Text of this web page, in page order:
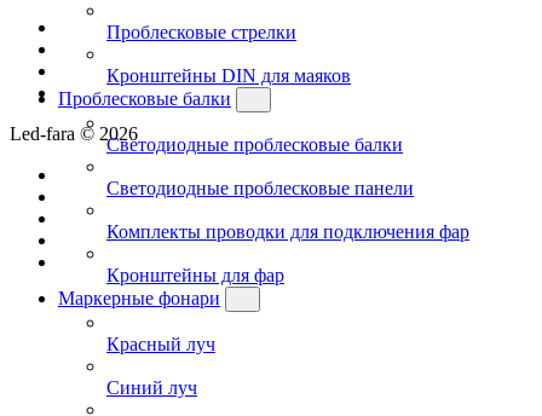
Проблесковые стрелки
Кронштейны DIN для маяков
Проблесковые балки
Светодиодные проблесковые балки
Светодиодные проблесковые панели
Комплекты проводки для подключения фар
Кронштейны для фар
Маркерные фонари
Красный луч
Синий луч
Led-fara © 2026